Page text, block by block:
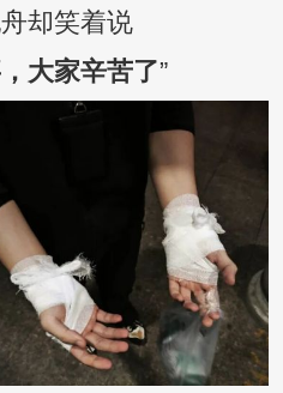
笑着说
大家辛苦了”